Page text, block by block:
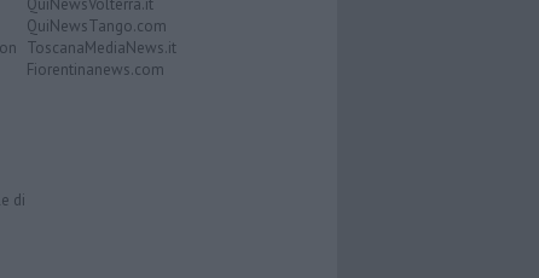
di
QuiNewsVolterra.it
QuiNewsTango.com
ToscanaMediaNews.it
Fiorentinanews.com